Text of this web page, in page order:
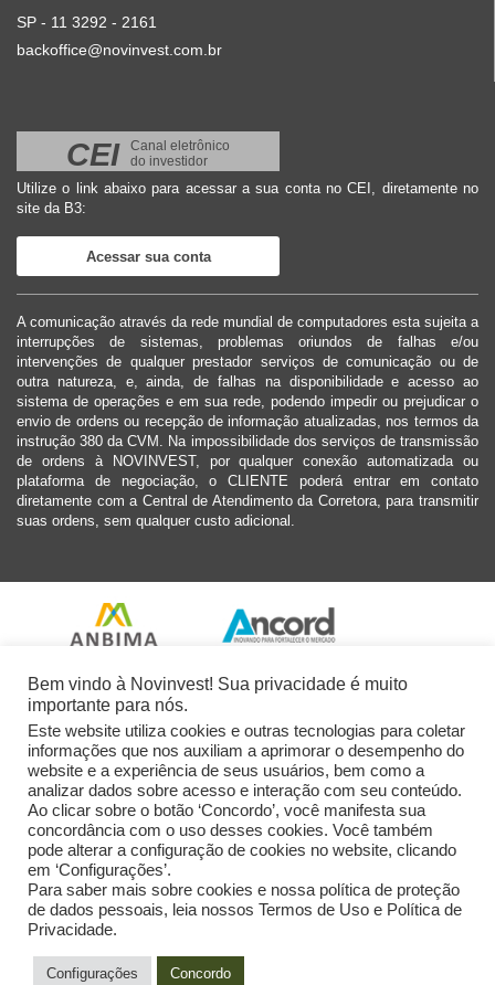
SP - 11 3292 - 2161
backoffice@novinvest.com.br
CEI
Canal eletrônico
do investidor
Utilize o link abaixo para acessar a sua conta no CEI, diretamente no
site da B3:
Acessar sua conta
A comunicação através da rede mundial de computadores esta sujeita a
interrupções de sistemas, problemas oriundos de falhas e/ou
intervenções de qualquer prestador serviços de comunicação ou de
outra natureza, e, ainda, de falhas na disponibilidade e acesso ao
sistema de operações e em sua rede, podendo impedir ou prejudicar o
envio de ordens ou recepção de informação atualizadas, nos termos da
instrução 380 da CVM. Na impossibilidade dos serviços de transmissão
de ordens à NOVINVEST, por qualquer conexão automatizada ou
plataforma de negociação, o CLIENTE poderá entrar em contato
diretamente com a Central de Atendimento da Corretora, para transmitir
suas ordens, sem qualquer custo adicional.
Bem vindo à Novinvest! Sua privacidade é muito
importante para nós.
Este website utiliza cookies e outras tecnologias para coletar
informações que nos auxiliam a aprimorar o desempenho do
website e a experiência de seus usuários, bem como a
analizar dados sobre acesso e interação com seu conteúdo.
Ao clicar sobre o botão ‘Concordo’, você manifesta sua
concordância com o uso desses cookies. Você também
pode alterar a configuração de cookies no website, clicando
em ‘Configurações’.
Para saber mais sobre cookies e nossa política de proteção
de dados pessoais, leia nossos Termos de Uso e Política de
Privacidade.
Configurações Concordo